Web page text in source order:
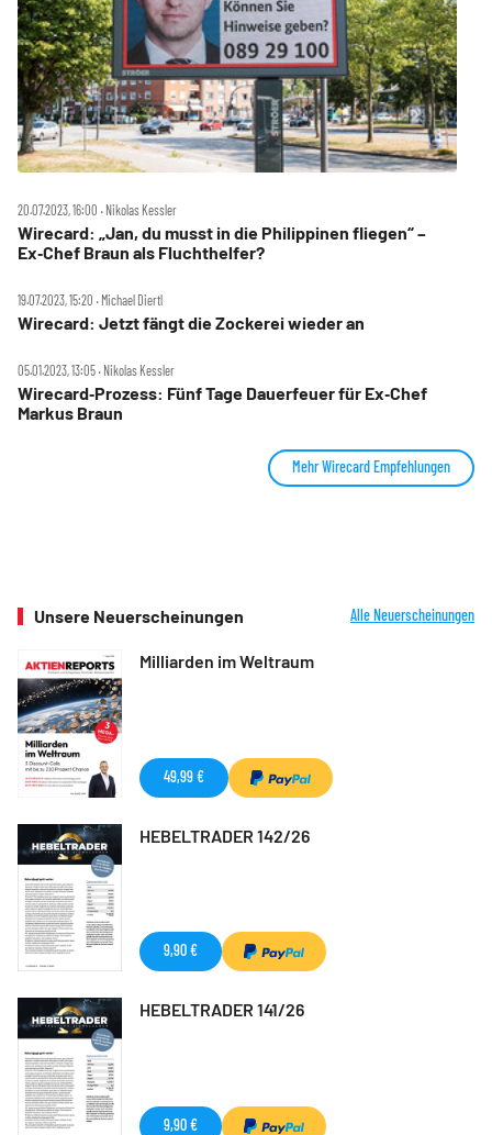
20.07.2023, 16:00 ‧ Nikolas Kessler
Wirecard: „Jan, du musst in die Philippinen fliegen“ –
Ex‑Chef Braun als Fluchthelfer?
19.07.2023, 15:20 ‧ Michael Diertl
Wirecard: Jetzt fängt die Zockerei wieder an
05.01.2023, 13:05 ‧ Nikolas Kessler
Wirecard‑Prozess: Fünf Tage Dauerfeuer für Ex‑Chef
Markus Braun
Mehr Wirecard Empfehlungen
Unsere Neuerscheinungen Alle Neuerscheinungen
Milliarden im Weltraum
49,99 €
HEBELTRADER 142/26
9,90 €
HEBELTRADER 141/26
9,90 €